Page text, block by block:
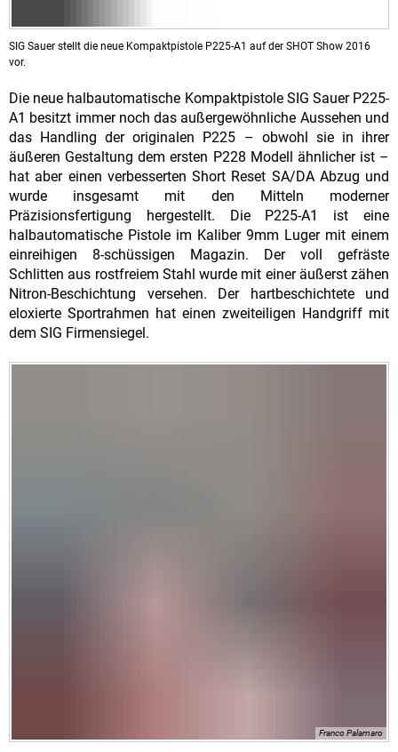
SIG Sauer stellt die neue Kompaktpistole P225-A1 auf der SHOT Show 2016
vor.
Die neue halbautomatische Kompaktpistole SIG Sauer P225-
A1 besitzt immer noch das außergewöhnliche Aussehen und
das Handling der originalen P225 – obwohl sie in ihrer
äußeren Gestaltung dem ersten P228 Modell ähnlicher ist –
hat aber einen verbesserten Short Reset SA/DA Abzug und
wurde insgesamt mit den Mitteln moderner
Präzisionsfertigung hergestellt. Die P225-A1 ist eine
halbautomatische Pistole im Kaliber 9mm Luger mit einem
einreihigen 8-schüssigen Magazin. Der voll gefräste
Schlitten aus rostfreiem Stahl wurde mit einer äußerst zähen
Nitron-Beschichtung versehen. Der hartbeschichtete und
eloxierte Sportrahmen hat einen zweiteiligen Handgriff mit
dem SIG Firmensiegel.
Franco Palamaro